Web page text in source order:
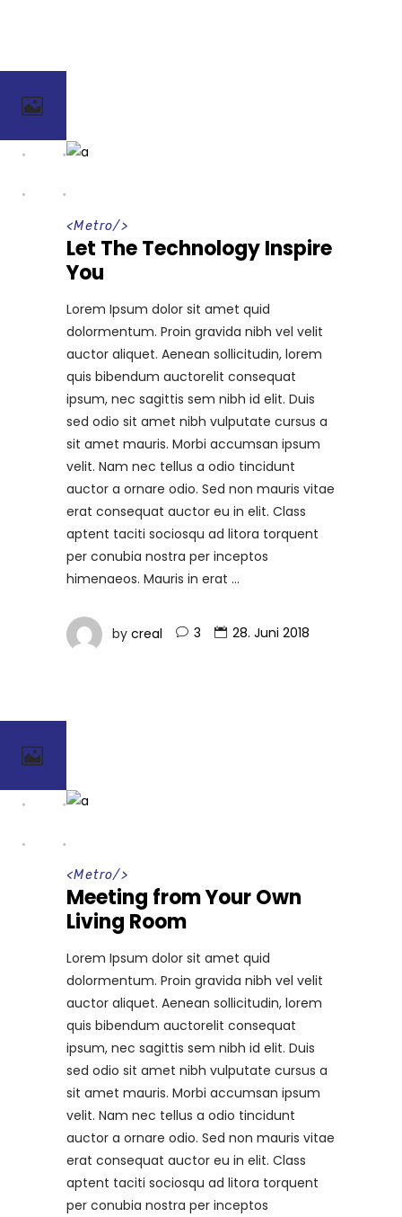
<Metro/>
Let The Technology Inspire
You
Lorem Ipsum dolor sit amet quid
dolormentum. Proin gravida nibh vel velit
auctor aliquet. Aenean sollicitudin, lorem
quis bibendum auctorelit consequat
ipsum, nec sagittis sem nibh id elit. Duis
sed odio sit amet nibh vulputate cursus a
sit amet mauris. Morbi accumsan ipsum
velit. Nam nec tellus a odio tincidunt
auctor a ornare odio. Sed non mauris vitae
erat consequat auctor eu in elit. Class
aptent taciti sociosqu ad litora torquent
per conubia nostra per inceptos
himenaeos. Mauris in erat
by creal 3 28. Juni 2018
<Metro/>
Meeting from Your Own
Living Room
Lorem Ipsum dolor sit amet quid
dolormentum. Proin gravida nibh vel velit
auctor aliquet. Aenean sollicitudin, lorem
quis bibendum auctorelit consequat
ipsum, nec sagittis sem nibh id elit. Duis
sed odio sit amet nibh vulputate cursus a
sit amet mauris. Morbi accumsan ipsum
velit. Nam nec tellus a odio tincidunt
auctor a ornare odio. Sed non mauris vitae
erat consequat auctor eu in elit. Class
aptent taciti sociosqu ad litora torquent
per conubia nostra per inceptos